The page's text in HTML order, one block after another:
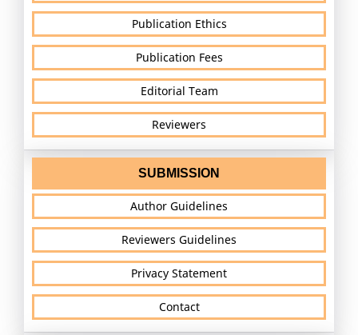
Publication Ethics
Publication Fees
Editorial Team
Reviewers
SUBMISSION
Author Guidelines
Reviewers Guidelines
Privacy Statement
Contact